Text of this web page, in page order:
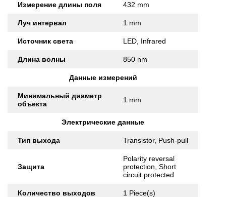
Измерение длины поля 432 mm
Луч интервал 1 mm
Источник света LED, Infrared
Длина волны 850 nm
Данные измерений
Минимальный диаметр
объекта
1 mm
Электрические данные
Тип выхода Transistor, Push-pull
Защита
Polarity reversal
protection, Short
circuit protected
Количество выходов 1 Piece(s)